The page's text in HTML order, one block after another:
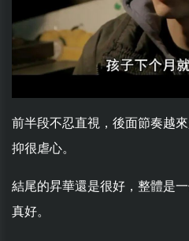
前半段不忍直視，後面節奏越
抑很虐心。
結尾的昇華還是很好，整體是
真好。